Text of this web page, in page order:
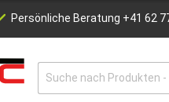
Persönliche Beratung +41 62